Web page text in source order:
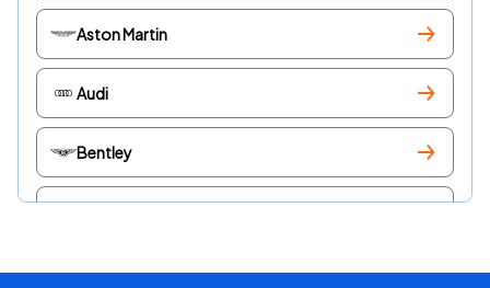
Aston Martin
Audi
Bentley
BYD